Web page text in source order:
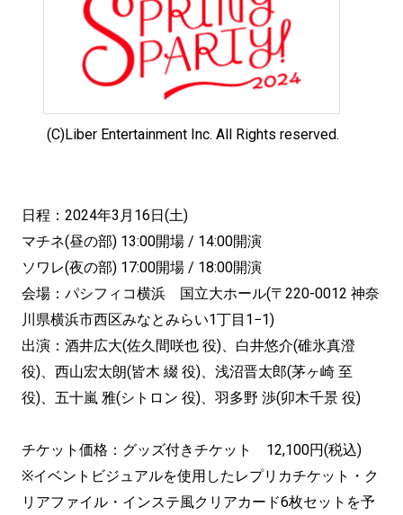
(C)Liber Entertainment Inc. All Rights reserved.
日程：2024年3月16日(土)
マチネ(昼の部) 13:00開場 / 14:00開演
ソワレ(夜の部) 17:00開場 / 18:00開演
会場：パシフィコ横浜 国立大ホール(〒220-0012 神奈
川県横浜市西区みなとみらい1丁目1−1)
出演：酒井広大(佐久間咲也 役)、白井悠介(碓氷真澄
役)、西山宏太朗(皆木 綴 役)、浅沼晋太郎(茅ヶ崎 至
役)、五十嵐 雅(シトロン 役)、羽多野 渉(卯木千景 役)
チケット価格：グッズ付きチケット 12,100円(税込)
※イベントビジュアルを使用したレプリカチケット・ク
リアファイル・インステ風クリアカード6枚セットを予